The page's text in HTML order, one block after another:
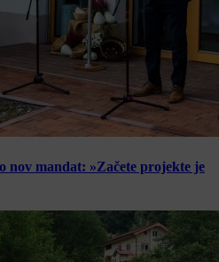
nov mandat: »Začete projekte je